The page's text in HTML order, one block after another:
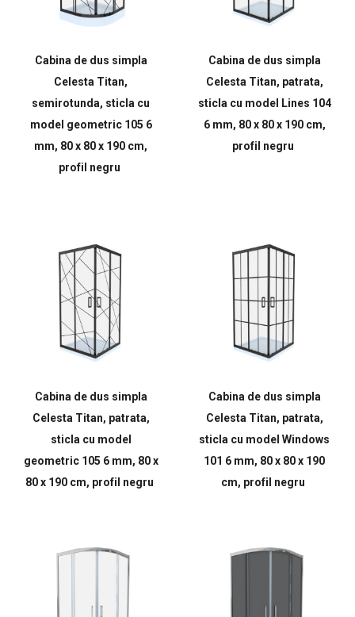
Cabina de dus simpla
Celesta Titan,
semirotunda, sticla cu
model geometric 105 6
mm, 80 x 80 x 190 cm,
profil negru
Cabina de dus simpla
Celesta Titan, patrata,
sticla cu model Lines 104
6 mm, 80 x 80 x 190 cm,
profil negru
Cabina de dus simpla
Celesta Titan, patrata,
sticla cu model
geometric 105 6 mm, 80 x
80 x 190 cm, profil negru
Cabina de dus simpla
Celesta Titan, patrata,
sticla cu model Windows
101 6 mm, 80 x 80 x 190
cm, profil negru